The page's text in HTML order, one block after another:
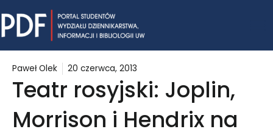
to
content
Paweł Olek 20 czerwca, 2013
Teatr rosyjski: Joplin,
Morrison i Hendrix na